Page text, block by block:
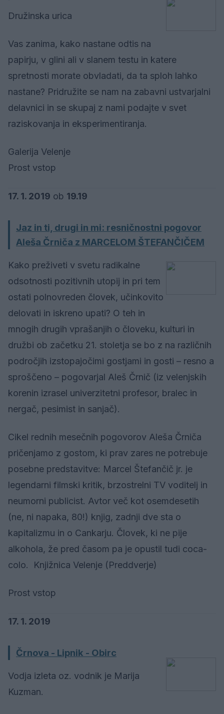
Družinska urica
Vas zanima, kako nastane odtis na
papirju, v glini ali v slanem testu in katere
spretnosti morate obvladati, da ta sploh lahko
nastane? Pridružite se nam na zabavni ustvarjalni
delavnici in se skupaj z nami podajte v svet
raziskovanja in eksperimentiranja.
Galerija Velenje
Prost vstop
17. 1. 2019 ob 19.19
Jaz in ti, drugi in mi: resničnostni pogovor
Aleša Črniča z MARCELOM ŠTEFANČIČEM
Kako preživeti v svetu radikalne
odsotnosti pozitivnih utopij in pri tem
ostati polnovreden človek, učinkovito
delovati in iskreno upati? O teh in
mnogih drugih vprašanjih o človeku, kulturi in
družbi ob začetku 21. stoletja se bo z na različnih
področjih izstopajočimi gostjami in gosti – resno a
sproščeno – pogovarjal Aleš Črnič (iz velenjskih
korenin izrasel univerzitetni profesor, bralec in
nergač, pesimist in sanjač).
Cikel rednih mesečnih pogovorov Aleša Črniča
pričenjamo z gostom, ki prav zares ne potrebuje
posebne predstavitve: Marcel Štefančič jr. je
legendarni filmski kritik, brzostrelni TV voditelj in
neumorni publicist. Avtor več kot osemdesetih
(ne, ni napaka, 80!) knjig, zadnji dve sta o
kapitalizmu in o Cankarju. Človek, ki ne pije
alkohola, že pred časom pa je opustil tudi coca-
colo. Knjižnica Velenje (Preddverje)
Prost vstop
17. 1. 2019
Črnova - Lipnik - Obirc
Vodja izleta oz. vodnik je Marija
Kuzman.